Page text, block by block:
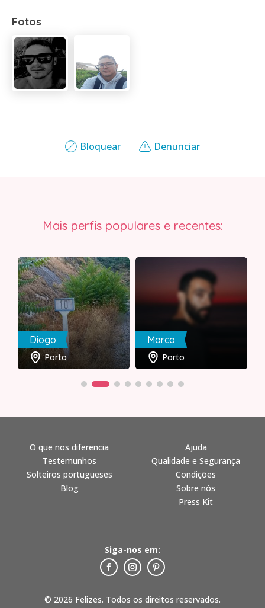
Bloquear Denunciar
Fotos
Mais perfis populares e recentes:
Diogo
Porto
Marco
Porto
© 2026 Felizes. Todos os direitos reservados.
O que nos diferencia
Testemunhos
Solteiros portugueses
Blog
Ajuda
Qualidade e Segurança
Condições
Sobre nós
Press Kit
Siga-nos em: